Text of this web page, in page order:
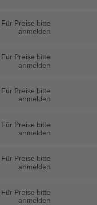
"29"Gewicht"0,8"
Für Preise bitte
anmelden
"32"Gewicht"1,2"
Für Preise bitte
anmelden
"42"Gewicht"3,2"
Für Preise bitte
anmelden
"43"Gewicht"4,1"
Für Preise bitte
anmelden
"58"Gewicht"6,1"
Für Preise bitte
anmelden
"60"Gewicht"9,4"
Für Preise bitte
anmelden